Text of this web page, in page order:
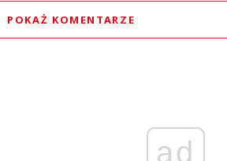
POKAŻ KOMENTARZE
ad